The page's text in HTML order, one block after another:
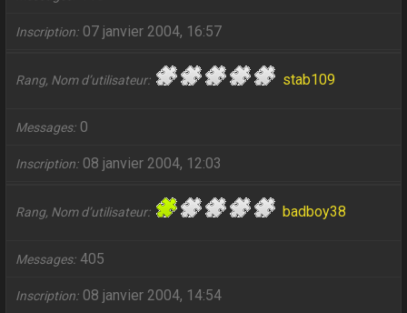
Inscription 07 janvier 2004, 16:57
Rang, Nom d’utilisateur stab109
Messages 0
Inscription 08 janvier 2004, 12:03
Rang, Nom d’utilisateur badboy38
Messages 405
Inscription 08 janvier 2004, 14:54